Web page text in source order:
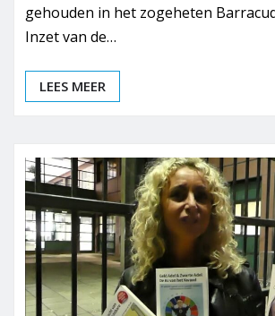
gehouden in het zogeheten
Inzet van de…
LEES MEER